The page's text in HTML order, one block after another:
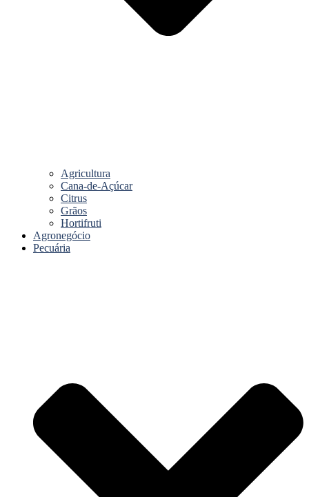
Agricultura
Cana-de-Açúcar
Citrus
Grãos
Hortifruti
Agronegócio
Pecuária